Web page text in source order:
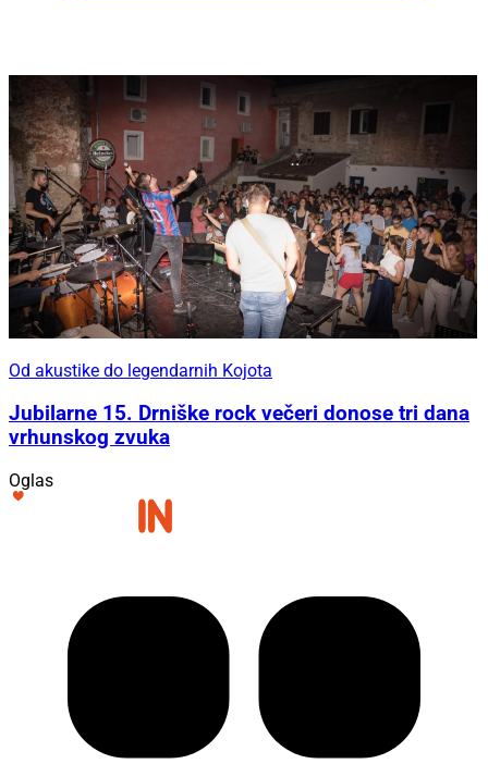
Od akustike do legendarnih Kojota
Jubilarne 15. Drniške rock večeri donose tri dana
vrhunskog zvuka
Oglas